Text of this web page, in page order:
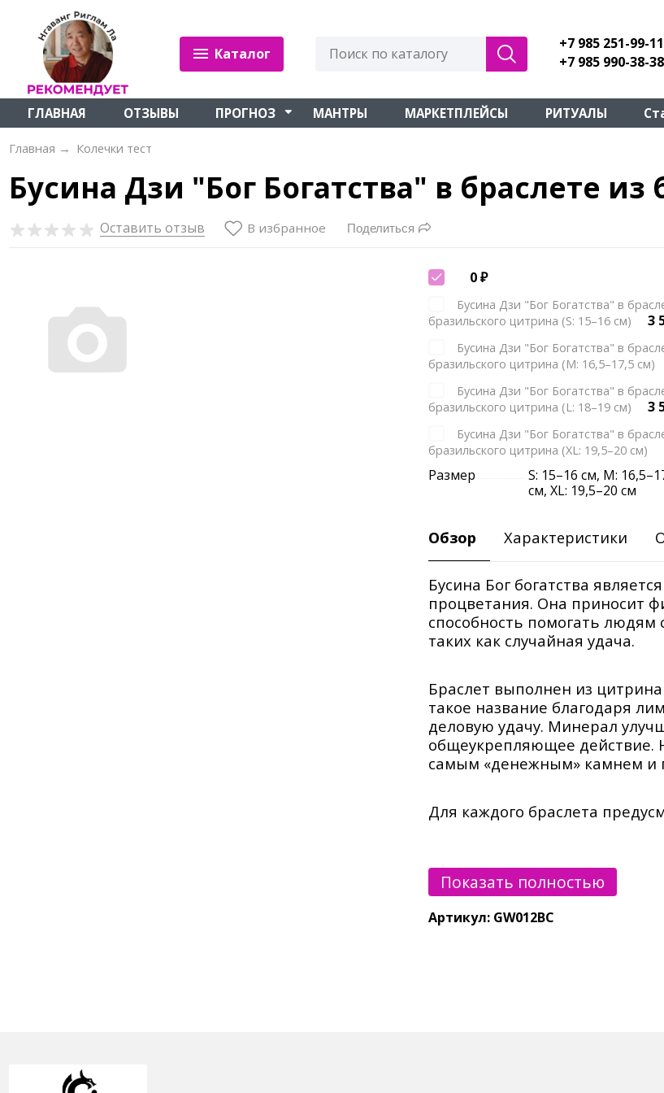
Каталог
+7 985 251-99-11
+7 985 990-38-38
ГЛАВНАЯ ОТЗЫВЫ ПРОГНОЗ МАНТРЫ МАРКЕТПЛЕЙСЫ РИТУАЛЫ
Главная → Колечки тест
Бусина Дзи "Бог Богатства" в браслете
Оставить отзыв В избранное Поделиться
0₽
Бусина Дзи "Бог Богатства" в
бразильского цитрина (S: 15–16 см)
3
Бусина Дзи "Бог Богатства" в
бразильского цитрина (М: 16,5–17,5 см)
Бусина Дзи "Бог Богатства" в
бразильского цитрина (L: 18–19 см)
3
Бусина Дзи "Бог Богатства" в
бразильского цитрина (XL: 19,5–20 см)
Размер
S: 15–16 см, М:
см, XL: 19,5–20 см
Обзор Характеристики
Бусина Бог богатства
процветания. Она приносит
способность помогать
таких как случайная удача.
Браслет выполнен из
такое название благодаря
деловую удачу. Минерал
общеукрепляющее действие.
самым «денежным» камнем и
Для каждого браслета
Минералы имеют свою
от представленного на
Показать полностью
Артикул: GW012BC